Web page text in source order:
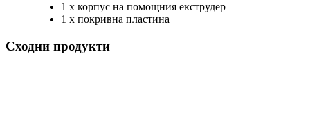
1 x корпус на помощния екструдер
1 x покривна пластина
Сходни продукти